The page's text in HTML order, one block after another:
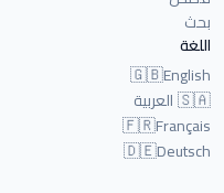
بحث
اللغة
🇬🇧English
🇸🇦العربية
🇫🇷Français
🇩🇪Deutsch